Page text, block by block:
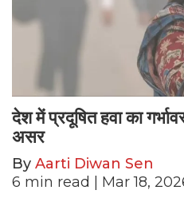
देश में प्रदूषित हवा का
असर
By Aarti Diwan Sen
6 min read | Mar 18,